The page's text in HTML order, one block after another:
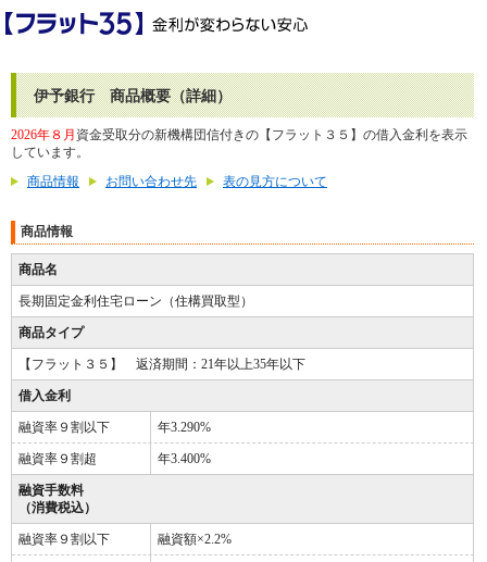
伊予銀行 商品概要（詳細）
2026年８月 資金受取分の新機構団信付きの【フラット３５】の借入金利を表示
しています。
商品情報
お問い合わせ先 表の見方について
商品情報
商品名
長期固定金利住宅ローン（住構買取型）
商品タイプ
【フラット３５】 返済期間：21年以上35年以下
借入金利
融資率９割以下 年3.290%
融資率９割超 年3.400%
融資手数料
（消費税込）
融資率９割以下 融資額×2.2%